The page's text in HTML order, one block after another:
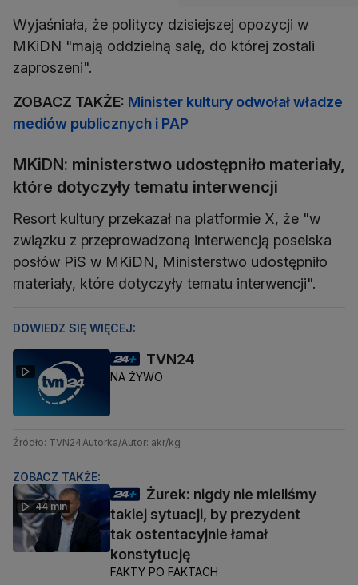
Wyjaśniała, że politycy dzisiejszej opozycji w
MKiDN "mają oddzielną salę, do której zostali
zaproszeni".
ZOBACZ TAKŻE: Minister kultury odwołał władze
mediów publicznych i PAP
MKiDN: ministerstwo udostępniło materiały,
które dotyczyły tematu interwencji
Resort kultury przekazał na platformie X, że "w
związku z przeprowadzoną interwencją poselska
posłów PiS w MKiDN, Ministerstwo udostępniło
materiały, które dotyczyły tematu interwencji".
DOWIEDZ SIĘ WIĘCEJ:
TVN24
NA ŻYWO
Źródło: TVN24Autorka/Autor: akr/kg
ZOBACZ TAKŻE:
44 min
Żurek: nigdy nie mieliśmy
takiej sytuacji, by prezydent
tak ostentacyjnie łamał
konstytucję
FAKTY PO FAKTACH